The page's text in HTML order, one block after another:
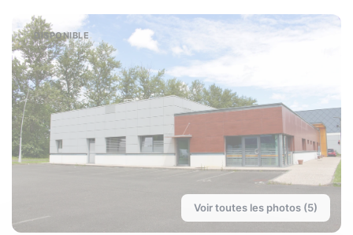
DISPONIBLE
Voir toutes les photos (5)